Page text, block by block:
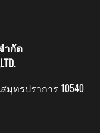
ำกัด
มุทรปราการ 10540